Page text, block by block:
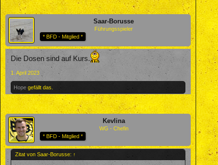
Saar-Borusse
Führungsspieler
* BFD - Mitglied *
Die Dosen sind auf Kurs.
1. April 2023
Hope gefällt das.
Kevlina
WG - Chefin
* BFD - Mitglied *
Zitat von Saar-Borusse: ↑